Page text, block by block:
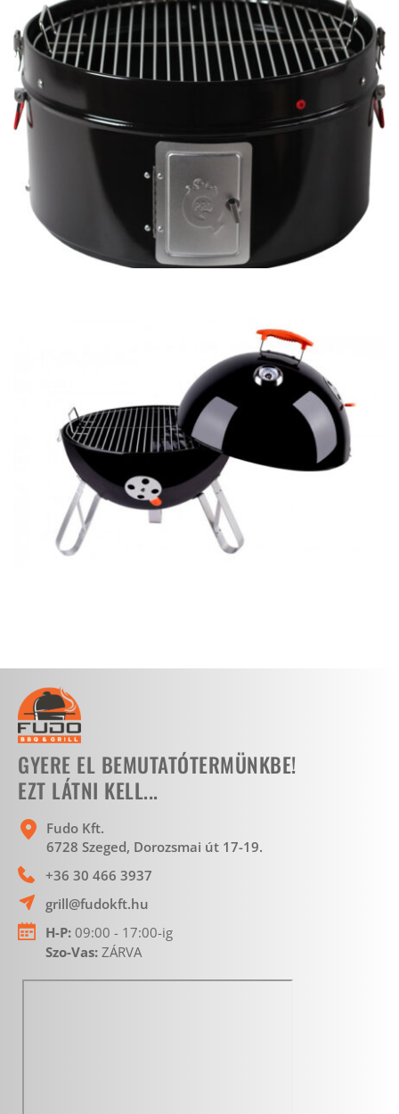
GYERE EL BEMUTATÓTERMÜNKBE!
EZT LÁTNI KELL...
Fudo Kft.
6728 Szeged, Dorozsmai út 17-19.
+36 30 466 3937
grill@fudokft.hu
H-P: 09:00 - 17:00-ig
Szo-Vas: ZÁRVA